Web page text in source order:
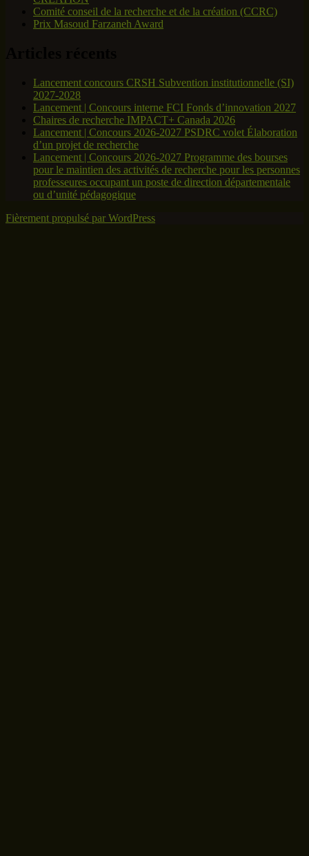
Comité conseil de la recherche et de la création (CCRC)
Prix Masoud Farzaneh Award
Lancement concours CRSH Subvention institutionnelle (SI)
2027-2028
Lancement | Concours interne FCI Fonds d’innovation 2027
Chaires de recherche IMPACT+ Canada 2026
Lancement | Concours 2026-2027 PSDRC volet Élaboration
d’un projet de recherche
Lancement | Concours 2026-2027 Programme des bourses
pour le maintien des activités de recherche pour les personnes
professeures occupant un poste de direction départementale
ou d’unité pédagogique
Fièrement propulsé par WordPress